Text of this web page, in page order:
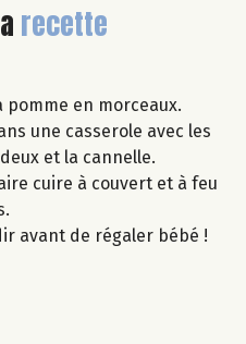
recette
pomme en morceaux.
une casserole avec les
et la cannelle.
cuire à couvert et à feu
avant de régaler bébé !